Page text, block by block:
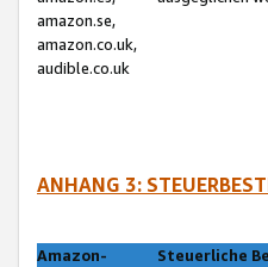
amazon.se,
amazon.co.uk,
audible.co.uk
ANHANG 3:
Amazon-
Steuerliche